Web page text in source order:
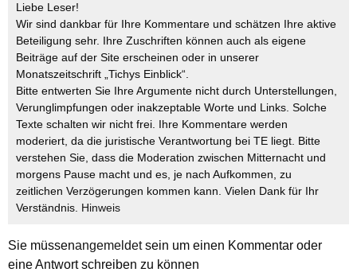
Liebe Leser!
Wir sind dankbar für Ihre Kommentare und schätzen Ihre aktive
Beteiligung sehr. Ihre Zuschriften können auch als eigene
Beiträge auf der Site erscheinen oder in unserer
Monatszeitschrift „Tichys Einblick“.
Bitte entwerten Sie Ihre Argumente nicht durch Unterstellungen,
Verunglimpfungen oder inakzeptable Worte und Links. Solche
Texte schalten wir nicht frei. Ihre Kommentare werden
moderiert, da die juristische Verantwortung bei TE liegt. Bitte
verstehen Sie, dass die Moderation zwischen Mitternacht und
morgens Pause macht und es, je nach Aufkommen, zu
zeitlichen Verzögerungen kommen kann. Vielen Dank für Ihr
Verständnis. Hinweis
Sie müssenangemeldetsein um einen Kommentar oder
eine Antwort schreiben zu können